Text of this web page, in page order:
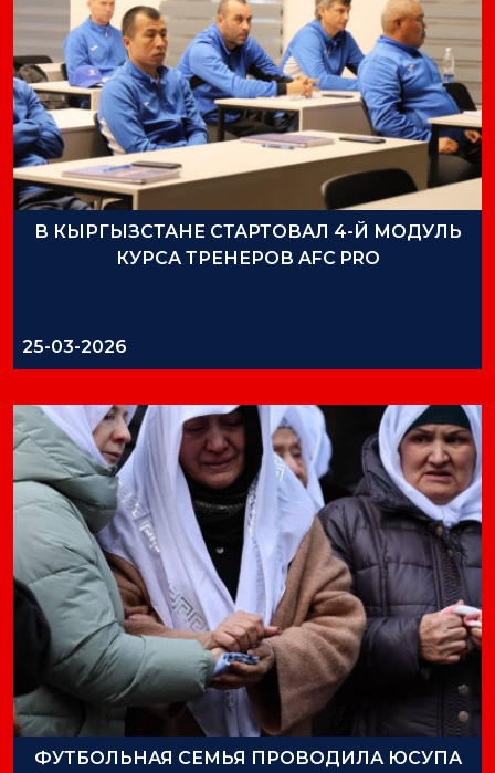
В КЫРГЫЗСТАНЕ СТАРТОВАЛ 4-Й МОДУЛЬ
КУРСА ТРЕНЕРОВ AFC PRO
25-03-2026
ФУТБОЛЬНАЯ СЕМЬЯ ПРОВОДИЛА ЮСУПА